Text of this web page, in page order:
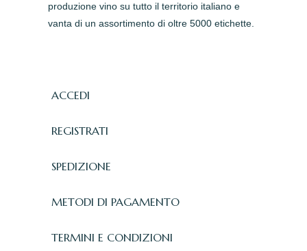
produzione vino su tutto il territorio italiano e
vanta di un assortimento di oltre 5000 etichette.
ACCEDI
REGISTRATI
SPEDIZIONE
METODI DI PAGAMENTO
TERMINI E CONDIZIONI